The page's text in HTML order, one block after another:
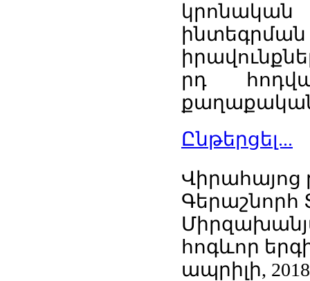
րդ
քաղաքական
Ընթերցել...
Վիրահայոց
Գերաշնորհ
հոգևոր
ապրիլի,